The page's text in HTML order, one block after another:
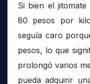
Si bien el
80 pesos por
seguía caro
pesos, lo que
prolongó varios
pueda adquirir